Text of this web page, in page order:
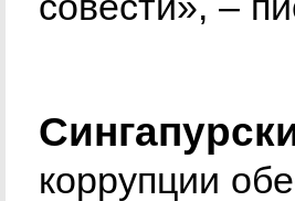
коррупции